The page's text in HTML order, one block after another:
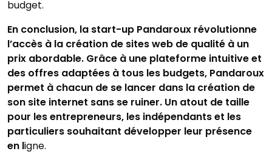
budget.
En conclusion, la start-up Pandaroux révolutionne
l’accès à la création de sites web de qualité à un
prix abordable. Grâce à une plateforme intuitive et
des offres adaptées à tous les budgets, Pandaroux
permet à chacun de se lancer dans la création de
son site internet sans se ruiner. Un atout de taille
pour les entrepreneurs, les indépendants et les
particuliers souhaitant développer leur présence
en ligne.